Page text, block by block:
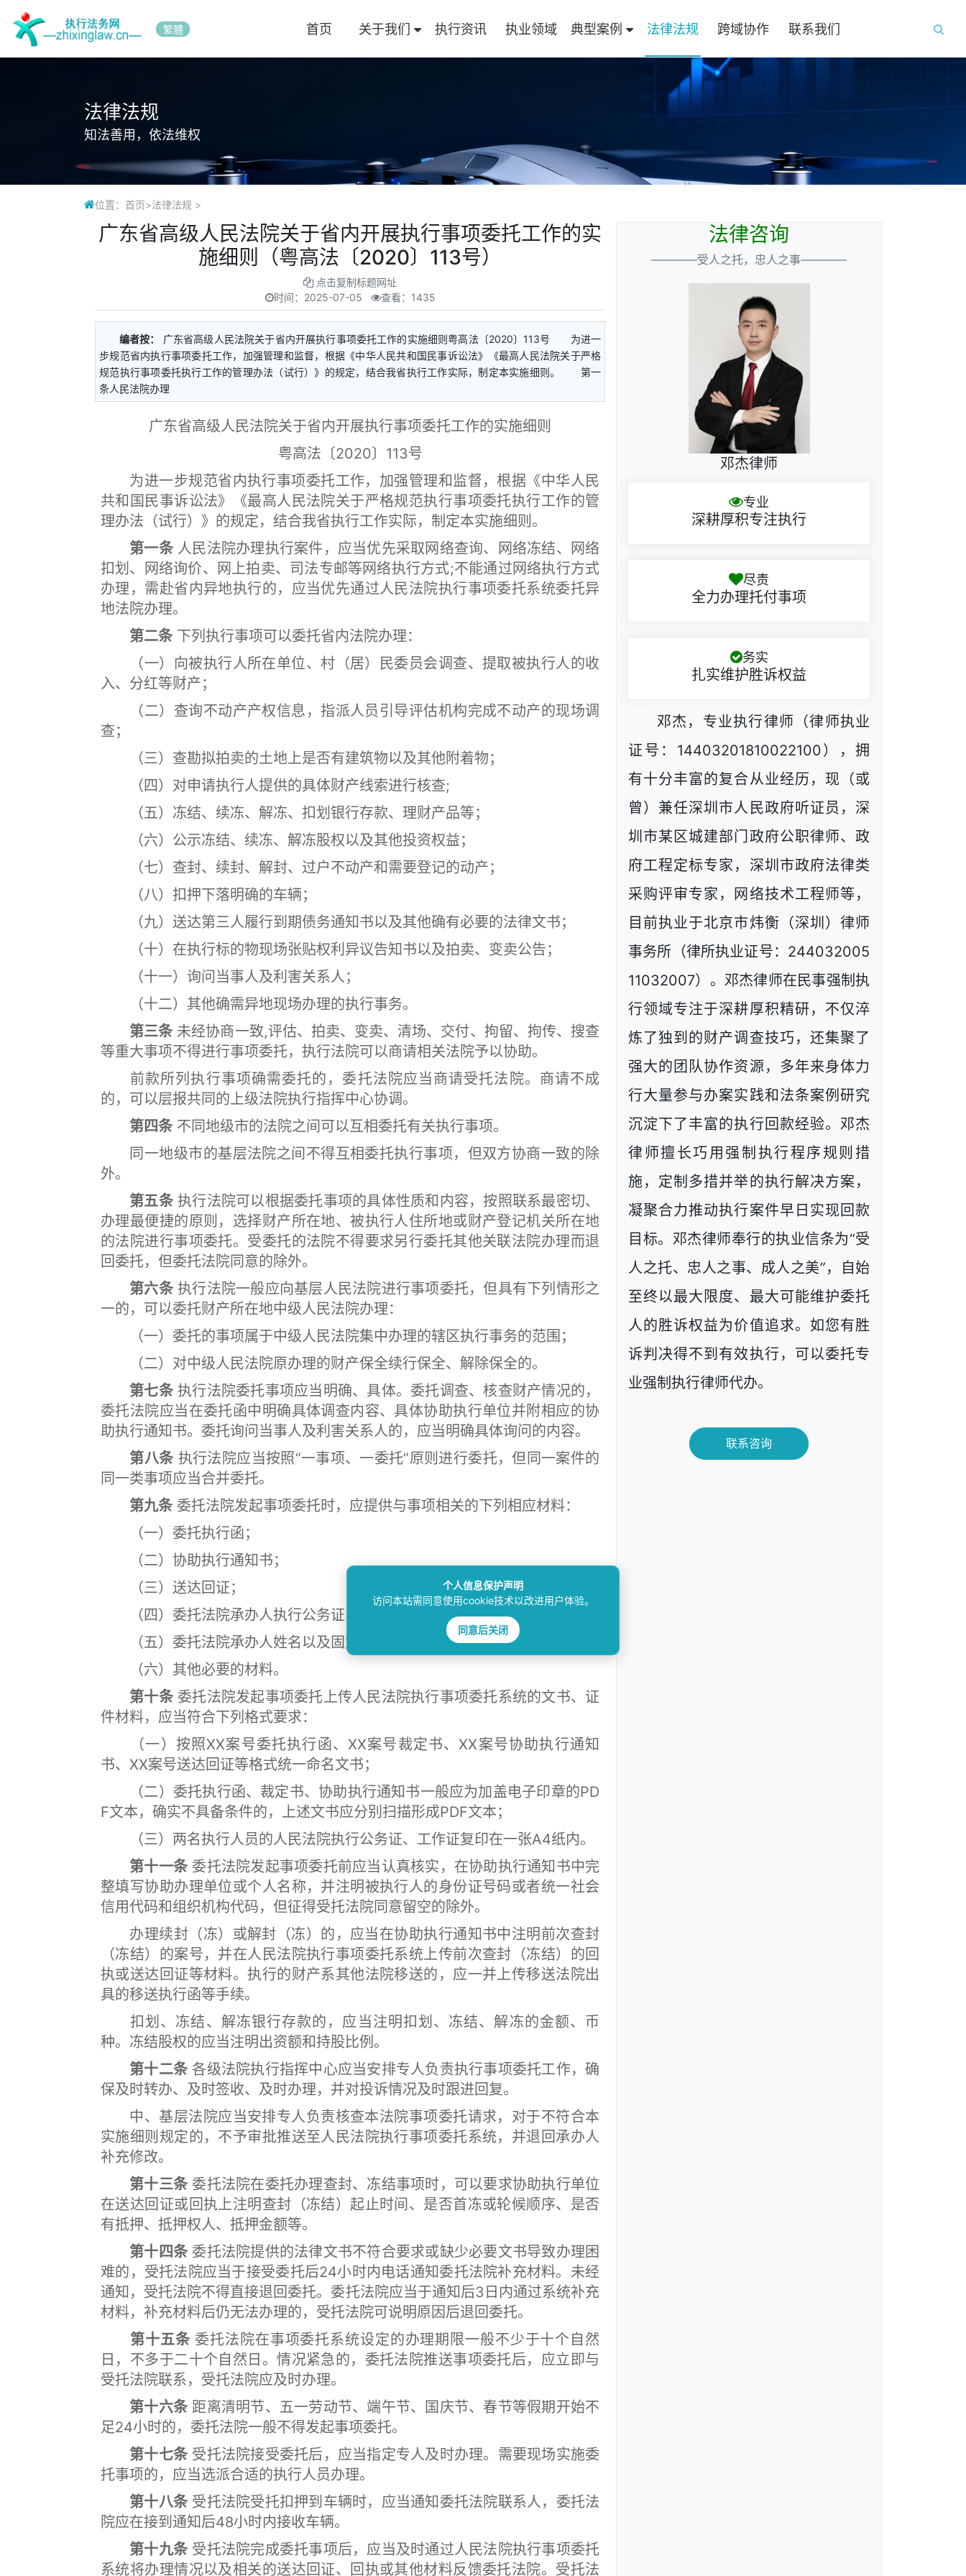
繁體 首页 关于我们 执行资讯 执业领域 典型案例 法律法规 跨域协作 联系我们
法律法规
知法善用，依法维权
位置： 首页>法律法规 >
广东省高级人民法院关于省内开展执行事项委托工作的实
施细则（粤高法〔2020〕113号）
点击复制标题网址
时间： 2025-07-05 查看：1435
编者按：
广东省高级人民法院关于省内开展执行事项委托工作的实施细则粤高法〔2020〕113号 为进一
步规范省内执行事项委托工作，加强管理和监督，根据《中华人民共和国民事诉讼法》《最高人民法院关于严格
规范执行事项委托执行工作的管理办法（试行）》的规定，结合我省执行工作实际，制定本实施细则。 第一
条人民法院办理
广东省高级人民法院关于省内开展执行事项委托工作的实施细则
粤高法〔2020〕113号
为进一步规范省内执行事项委托工作，加强管理和监督，根据《中华人民
共和国民事诉讼法》《最高人民法院关于严格规范执行事项委托执行工作的管
理办法（试行）》的规定，结合我省执行工作实际，制定本实施细则。
第一条人民法院办理执行案件，应当优先采取网络查询、网络冻结、网络
扣划、网络询价、网上拍卖、司法专邮等网络执行方式;不能通过网络执行方式
办理，需赴省内异地执行的，应当优先通过人民法院执行事项委托系统委托异
地法院办理。
第二条 下列执行事项可以委托省内法院办理：
（一）向被执行人所在单位、村（居）民委员会调查、提取被执行人的收
入、分红等财产；
（二）查询不动产产权信息，指派人员引导评估机构完成不动产的现场调
查；
（三）查勘拟拍卖的土地上是否有建筑物以及其他附着物；
（四）对申请执行人提供的具体财产线索进行核查;
（五）冻结、续冻、解冻、扣划银行存款、理财产品等；
（六）公示冻结、续冻、解冻股权以及其他投资权益；
（七）查封、续封、解封、过户不动产和需要登记的动产；
（八）扣押下落明确的车辆；
（九）送达第三人履行到期债务通知书以及其他确有必要的法律文书；
（十）在执行标的物现场张贴权利异议告知书以及拍卖、变卖公告；
（十一）询问当事人及利害关系人；
（十二）其他确需异地现场办理的执行事务。
第三条 未经协商一致,评估、拍卖、变卖、清场、交付、拘留、拘传、搜查
等重大事项不得进行事项委托，执行法院可以商请相关法院予以协助。
前款所列执行事项确需委托的，委托法院应当商请受托法院。商请不成
的，可以层报共同的上级法院执行指挥中心协调。
第四条 不同地级市的法院之间可以互相委托有关执行事项。
同一地级市的基层法院之间不得互相委托执行事项，但双方协商一致的除
外。
第五条执行法院可以根据委托事项的具体性质和内容，按照联系最密切、
办理最便捷的原则，选择财产所在地、被执行人住所地或财产登记机关所在地
的法院进行事项委托。受委托的法院不得要求另行委托其他关联法院办理而退
回委托，但委托法院同意的除外。
第六条执行法院一般应向基层人民法院进行事项委托，但具有下列情形之
一的，可以委托财产所在地中级人民法院办理：
（一）委托的事项属于中级人民法院集中办理的辖区执行事务的范围；
（二）对中级人民法院原办理的财产保全续行保全、解除保全的。
第七条执行法院委托事项应当明确、具体。委托调查、核查财产情况的，
委托法院应当在委托函中明确具体调查内容、具体协助执行单位并附相应的协
助执行通知书。委托询问当事人及利害关系人的，应当明确具体询问的内容。
第八条 执行法院应当按照“一事项、一委托”原则进行委托，但同一案件的
同一类事项应当合并委托。
第九条 委托法院发起事项委托时，应提供与事项相关的下列相应材料：
（一）委托执行函；
（二）协助执行通知书；
（三）送达回证；
（四）委托法院承办人执行公务证、工作证；
（五）委托法院承办人姓名以及固定电话、移动电话；
（六）其他必要的材料。
第十条委托法院发起事项委托上传人民法院执行事项委托系统的文书、证
件材料，应当符合下列格式要求：
（一）按照XX案号委托执行函、XX案号裁定书、XX案号协助执行通知
书、XX案号送达回证等格式统一命名文书；
（二）委托执行函、裁定书、协助执行通知书一般应为加盖电子印章的PD
F文本，确实不具备条件的，上述文书应分别扫描形成PDF文本；
（三）两名执行人员的人民法院执行公务证、工作证复印在一张A4纸内。
第十一条 委托法院发起事项委托前应当认真核实，在协助执行通知书中完
整填写协助办理单位或个人名称，并注明被执行人的身份证号码或者统一社会
信用代码和组织机构代码，但征得受托法院同意留空的除外。
办理续封（冻）或解封（冻）的，应当在协助执行通知书中注明前次查封
（冻结）的案号，并在人民法院执行事项委托系统上传前次查封（冻结）的回
执或送达回证等材料。执行的财产系其他法院移送的，应一并上传移送法院出
具的移送执行函等手续。
扣划、冻结、解冻银行存款的，应当注明扣划、冻结、解冻的金额、币
种。冻结股权的应当注明出资额和持股比例。
第十二条 各级法院执行指挥中心应当安排专人负责执行事项委托工作，确
保及时转办、及时签收、及时办理，并对投诉情况及时跟进回复。
中、基层法院应当安排专人负责核查本法院事项委托请求，对于不符合本
实施细则规定的，不予审批推送至人民法院执行事项委托系统，并退回承办人
补充修改。
第十三条 委托法院在委托办理查封、冻结事项时，可以要求协助执行单位
在送达回证或回执上注明查封（冻结）起止时间、是否首冻或轮候顺序、是否
有抵押、抵押权人、抵押金额等。
第十四条 委托法院提供的法律文书不符合要求或缺少必要文书导致办理困
难的，受托法院应当于接受委托后24小时内电话通知委托法院补充材料。未经
通知，受托法院不得直接退回委托。委托法院应当于通知后3日内通过系统补充
材料，补充材料后仍无法办理的，受托法院可说明原因后退回委托。
第十五条 委托法院在事项委托系统设定的办理期限一般不少于十个自然
日，不多于二十个自然日。情况紧急的，委托法院推送事项委托后，应立即与
受托法院联系，受托法院应及时办理。
第十六条 距离清明节、五一劳动节、端午节、国庆节、春节等假期开始不
足24小时的，委托法院一般不得发起事项委托。
第十七条 受托法院接受委托后，应当指定专人及时办理。需要现场实施委
托事项的，应当选派合适的执行人员办理。
第十八条 受托法院受托扣押到车辆时，应当通知委托法院联系人，委托法
院应在接到通知后48小时内接收车辆。
第十九条 受托法院完成委托事项后，应当及时通过人民法院执行事项委托
系统将办理情况以及相关的送达回证、回执或其他材料反馈委托法院。受托法
法律咨询
————受人之托，忠人之事————
邓杰律师
专业
深耕厚积专注执行
尽责
全力办理托付事项
务实
扎实维护胜诉权益
邓杰，专业执行律师（律师执业
证号：14403201810022100），拥
有十分丰富的复合从业经历，现（或
曾）兼任深圳市人民政府听证员，深
圳市某区城建部门政府公职律师、政
府工程定标专家，深圳市政府法律类
采购评审专家，网络技术工程师等，
目前执业于北京市炜衡（深圳）律师
事务所（律所执业证号：244032005
11032007）。邓杰律师在民事强制执
行领域专注于深耕厚积精研，不仅淬
炼了独到的财产调查技巧，还集聚了
强大的团队协作资源，多年来身体力
行大量参与办案实践和法条案例研究
沉淀下了丰富的执行回款经验。邓杰
律师擅长巧用强制执行程序规则措
施，定制多措并举的执行解决方案，
凝聚合力推动执行案件早日实现回款
目标。邓杰律师奉行的执业信条为“受
人之托、忠人之事、成人之美”，自始
至终以最大限度、最大可能维护委托
人的胜诉权益为价值追求。如您有胜
诉判决得不到有效执行，可以委托专
业强制执行律师代办。
联系咨询
个人信息保护声明
访问本站需同意使用cookie技术以改进用户体验。
同意后关闭